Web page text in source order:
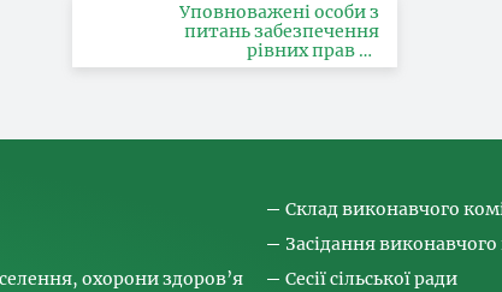
Уповноважені особи з
питань забезпечення
рівних прав та
можливостей жінок і
здійснення заходів,
людьми та координатора
охорони здоров’я
Склад виконавчого
Засідання
Сесії сільської ради